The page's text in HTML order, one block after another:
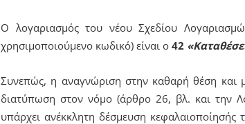
Ο λογαριασμός του νέου Σχεδίου
χρησιμοποιούμενο κωδικό) είναι ο 42
Συνεπώς, η αναγνώριση στην καθαρή θέση και
διατύπωση στον νόμο (άρθρο 26, βλ. και την
υπάρχει ανέκκλητη δέσμευση